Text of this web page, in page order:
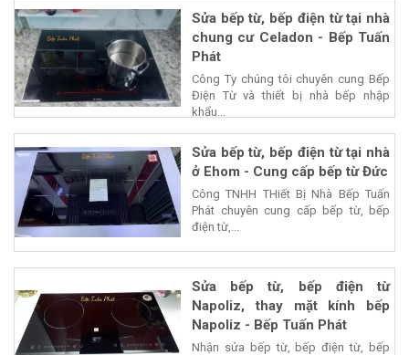
Sửa bếp từ, bếp điện từ tại nhà
chung cư Celadon - Bếp Tuấn
Phát
Công Ty chúng tôi chuyên cung Bếp
Điện Từ và thiết bị nhà bếp nhập
khẩu...
Sửa bếp từ, bếp điện từ tại nhà
ở Ehom - Cung cấp bếp từ Đức
Công TNHH THiết Bị Nhà Bếp Tuấn
Phát chuyên cung cấp bếp từ, bếp
điện từ,...
Sửa bếp từ, bếp điện từ
Napoliz, thay mặt kính bếp
Napoliz - Bếp Tuấn Phát
Nhận sửa bếp từ, bếp điện từ, bếp